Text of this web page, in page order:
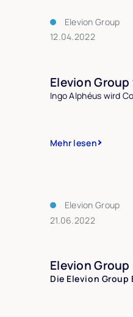
Elevion Group
12.04.2022
Elevion
Ingo Alphéus wird
Mehr lesen
Elevion Group
21.06.2022
Elevion
Die Elevion Group